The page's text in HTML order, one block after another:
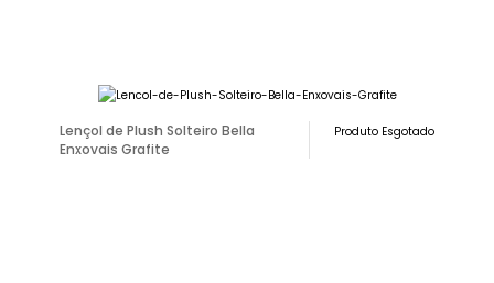
Lençol de Plush Solteiro Bella
Enxovais Grafite
Produto Esgotado